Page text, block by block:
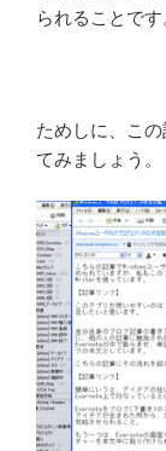
られることです
ためしに、こ
てみましょう。